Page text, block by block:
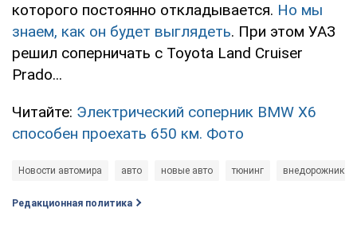
которого постоянно откладывается. Но мы
знаем, как он будет выглядеть. При этом УАЗ
решил соперничать с Toyota Land Cruiser
Prado...
Читайте: Электрический соперник BMW X6
способен проехать 650 км. Фото
Новости автомира авто новые авто тюнинг внедорожник
Редакционная политика